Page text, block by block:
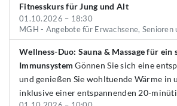
Fitnesskurs für Jung und Alt
01.10.2026 – 18:30
MGH - Angebote für Erwachsene, Senioren
Wellness-Duo: Sauna & Massage für ein
Immunsystem Gönnen Sie sich eine
und genießen Sie wohltuende Wärme in
inklusive einer entspannenden 20-